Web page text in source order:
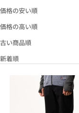
価格の安い順
価格の高い順
古い商品順
新着順